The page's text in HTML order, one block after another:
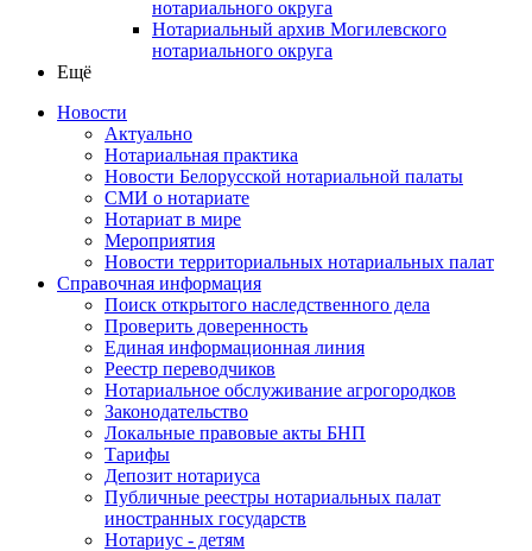
нотариального округа
Нотариальный архив Могилевского
нотариального округа
Ещё
Новости
Актуально
Нотариальная практика
Новости Белорусской нотариальной палаты
СМИ о нотариате
Нотариат в мире
Мероприятия
Новости территориальных нотариальных палат
Справочная информация
Поиск открытого наследственного дела
Проверить доверенность
Единая информационная линия
Реестр переводчиков
Нотариальное обслуживание агрогородков
Законодательство
Локальные правовые акты БНП
Тарифы
Депозит нотариуса
Публичные реестры нотариальных палат
иностранных государств
Нотариус - детям